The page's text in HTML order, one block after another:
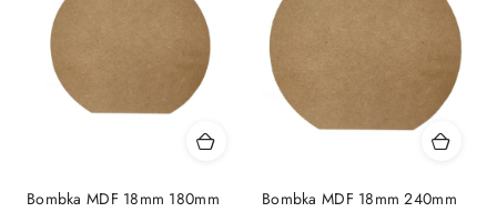
Bombka MDF 18mm 180mm Bombka MDF 18mm 240mm